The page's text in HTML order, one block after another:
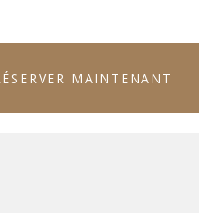
MAINTENANT